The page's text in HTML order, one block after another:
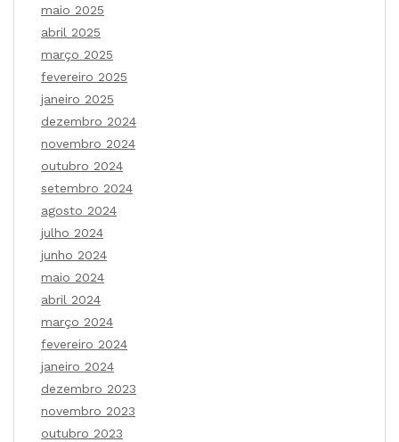
maio 2025
abril 2025
março 2025
fevereiro 2025
janeiro 2025
dezembro 2024
novembro 2024
outubro 2024
setembro 2024
agosto 2024
julho 2024
junho 2024
maio 2024
abril 2024
março 2024
fevereiro 2024
janeiro 2024
dezembro 2023
novembro 2023
outubro 2023